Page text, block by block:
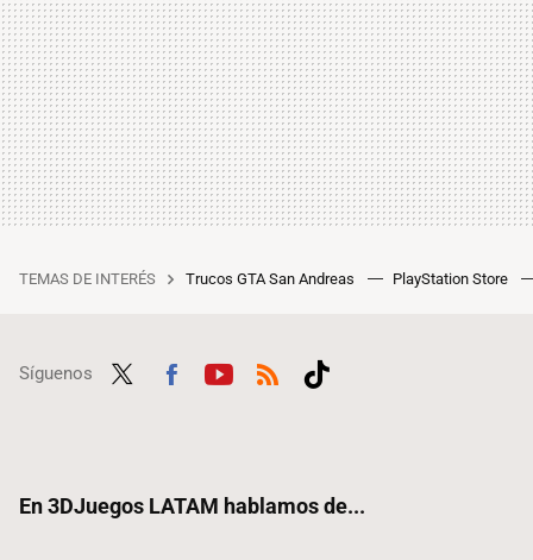
TEMAS DE INTERÉS Trucos GTA San Andreas PlayStation Store
Síguenos
En 3DJuegos LATAM hablamos de...